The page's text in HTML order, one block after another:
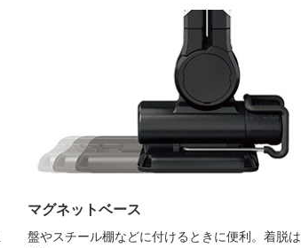
マグネットベース
盤やスチール棚などに付けるときに便利。着脱は